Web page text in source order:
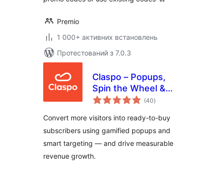
Premio
1 000+ активних встановлень
Протестований з 7.0.3
Claspo – Popups,
Spin the Wheel &
Email Capture
(40загальний
рейтинг
)
Convert more visitors into ready-to-buy
subscribers using gamified popups and
smart targeting — and drive measurable
revenue growth.